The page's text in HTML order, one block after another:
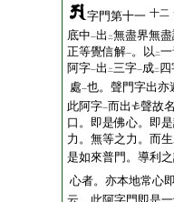
字門第十一 十二
底中一出 二無盡界無
正等覺信解一。以 二
阿字一出 二三字一成二 四
處一也。聲門字出亦
此阿字一而出
聲故
口。即是佛心。即
力。無等之力。而生
是如來普門。導利
心者。亦本地常心